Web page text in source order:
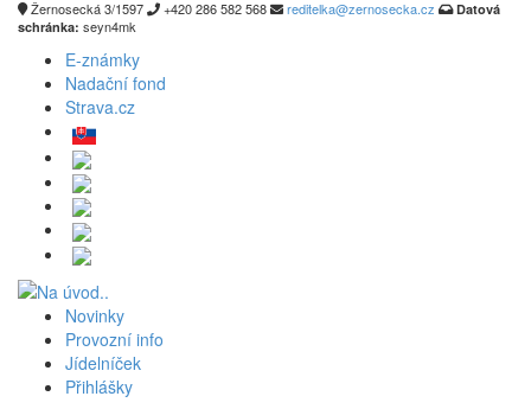
Žernosecká 3/1597 +420 286 582 568 reditelka@zernosecka.cz
Datová
schránka: seyn4mk
E-známky
Nadační fond
Strava.cz
Novinky
Provozní info
Jídelníček
Přihlášky